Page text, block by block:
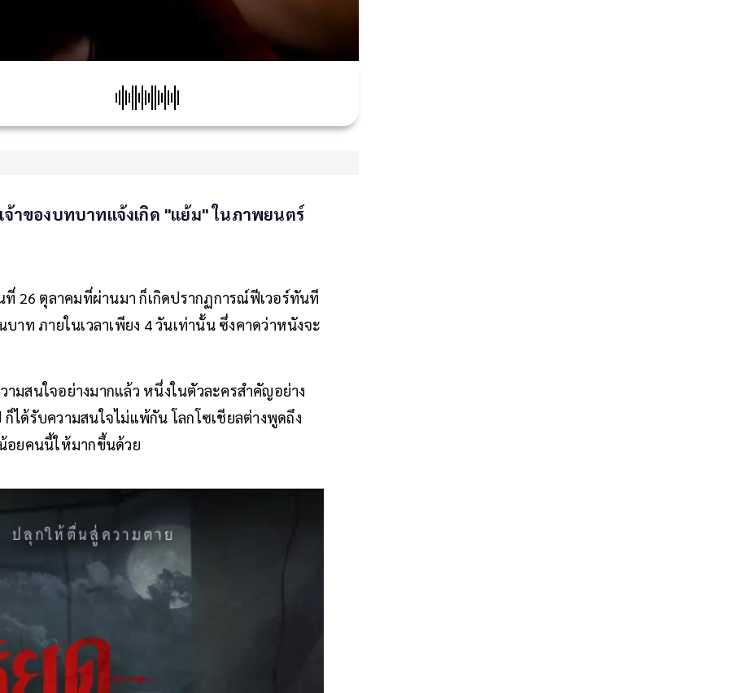
าของบทบาทแจ้งเกิด "แย้ม" ในภาพยนตร์
ที่ 26 ตุลาคมที่ผ่านมา ก็เกิดปรากฏการณ์ฟีเวอร์ทันที
ท ภายในเวลาเพียง 4 วันเท่านั้น ซึ่งคาดว่าหนังจะ
มสนใจอย่างมากแล้ว หนึ่งในตัวละครสำคัญอย่าง
ก็ได้รับความสนใจไม่แพ้กัน โลกโซเชียลต่างพูดถึง
อยคนนี้ให้มากขึ้นด้วย